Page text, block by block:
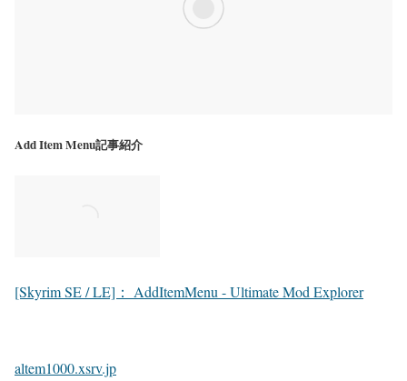
Add Item Menu記事紹介
[Skyrim SE / LE]： AddItemMenu - Ultimate Mod Explorer
altem1000.xsrv.jp